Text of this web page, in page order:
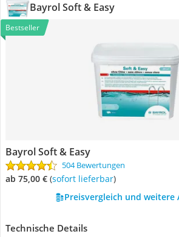
Bayrol Soft & Easy
Bestseller
Bayrol Soft & Easy
504 Bewertungen
ab 75,00 € ( Sofort lieferbar)
Preisvergleich und weitere
Technische Details